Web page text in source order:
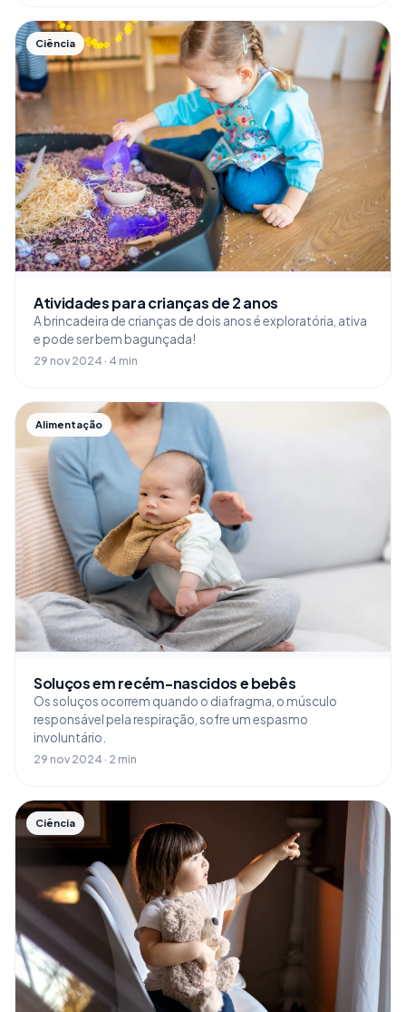
Ciência
Atividades para crianças de 2 anos
A brincadeira de crianças de dois anos é exploratória, ativa
e pode ser bem bagunçada!
29 nov 2024 · 4 min
Alimentação
Soluços em recém-nascidos e bebês
Os soluços ocorrem quando o diafragma, o músculo
responsável pela respiração, sofre um espasmo
involuntário.
29 nov 2024 · 2 min
Ciência